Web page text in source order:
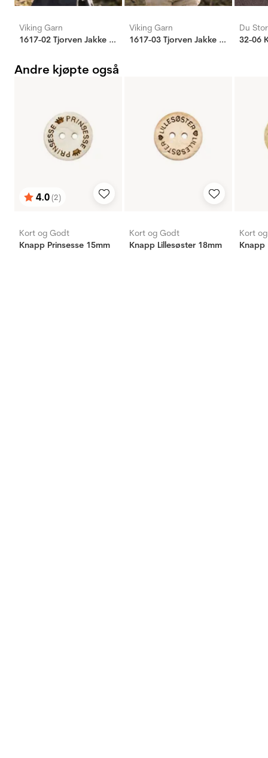
Viking Garn
1617-02 Tjorven Jakke og lue i riller
Viking Garn
1617-03 Tjorven Jakke og lue i perlestrikk
Du
32-06
Andre kjøpte også
Karakter:
4.0(2)
av 5 mulige
Kort og Godt
Knapp Prinsesse 15mm
Kort og Godt
Knapp Lillesøster 18mm
Kort
Knapp